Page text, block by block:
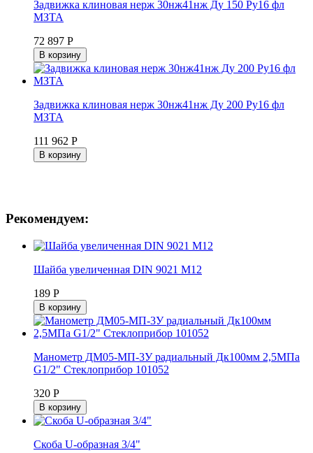
Задвижка клиновая нерж 30нж41нж Ду 150 Ру16 фл
МЗТА
72 897 Р
В корзину
Задвижка клиновая нерж 30нж41нж Ду 200 Ру16 фл
МЗТА
111 962 Р
В корзину
Рекомендуем:
Шайба увеличенная DIN 9021 М12
189 Р
В корзину
Манометр ДМ05-МП-3У радиальный Дк100мм 2,5МПа
G1/2" Стеклоприбор 101052
320 Р
В корзину
Скоба U-образная 3/4"